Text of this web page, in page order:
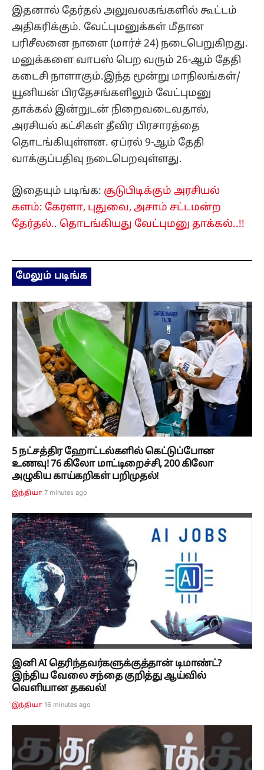
இதனால் தேர்தல் அலுவலகங்களில் கூட்டம்
அதிகரிக்கும். வேட்புமனுக்கள் மீதான
பரிசீலனை நாளை (மார்ச் 24) நடைபெறுகிறது.
மனுக்களை வாபஸ் பெற வரும் 26-ஆம் தேதி
கடைசி நாளாகும்.இந்த மூன்று மாநிலங்கள்/
யூனியன் பிரதேசங்களிலும் வேட்புமனு
தாக்கல் இன்றுடன் நிறைவடைவதால்,
அரசியல் கட்சிகள் தீவிர பிரசாரத்தை
தொடங்கியுள்ளன. ஏப்ரல் 9-ஆம் தேதி
வாக்குப்பதிவு நடைபெறவுள்ளது.
இதையும் படிங்க: சூடுபிடிக்கும் அரசியல்
களம்: கேரளா, புதுவை, அசாம் சட்டமன்ற
தேர்தல்.. தொடங்கியது வேட்புமனு தாக்கல்..!!
மேலும் படிங்க
5 நட்சத்திர ஹோட்டல்களில் கெட்டுப்போன
உணவு! 76 கிலோ மாட்டிறைச்சி, 200 கிலோ
அழுகிய காய்கறிகள் பறிமுதல்!
இந்தியா 7 minutes ago
இனி AI தெரிந்தவர்களுக்குத்தான் டிமாண்ட்?
இந்திய வேலை சந்தை குறித்து ஆய்வில்
வெளியான தகவல்!
இந்தியா 16 minutes ago